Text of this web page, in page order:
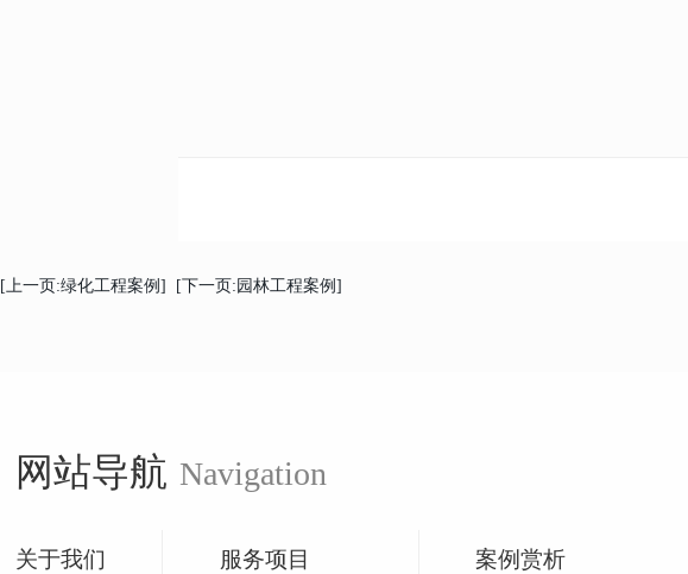
[上一页:绿化工程案例]
[下一页:园林工程案例]
网站导航 Navigation
关于我们 服务项目 案例赏析